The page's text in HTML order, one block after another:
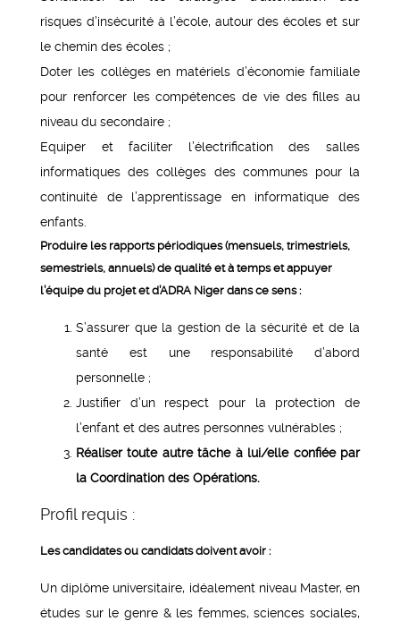
risques d’insécurité à l’école, autour des écoles et sur
le chemin des écoles ;
Doter les collèges en matériels d’économie familiale
pour renforcer les compétences de vie des filles au
niveau du secondaire ;
Equiper et faciliter l’électrification des salles
informatiques des collèges des communes pour la
continuité de l’apprentissage en informatique des
enfants.
Produire les rapports périodiques (mensuels, trimestriels,
semestriels, annuels) de qualité et à temps et appuyer
l’équipe du projet et d’ADRA Niger dans ce sens :
S’assurer que la gestion de la sécurité et de la
santé est une responsabilité d’abord
personnelle ;
Justifier d’un respect pour la protection de
l’enfant et des autres personnes vulnérables ;
Réaliser toute autre tâche à lui/elle confiée par
la Coordination des Opérations.
Profil requis :
Les candidates ou candidats doivent avoir :
Un diplôme universitaire, idéalement niveau Master, en
études sur le genre & les femmes, sciences sociales,